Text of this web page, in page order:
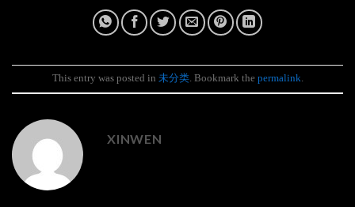
This entry was posted in 未分类. Bookmark the permalink.
XINWEN